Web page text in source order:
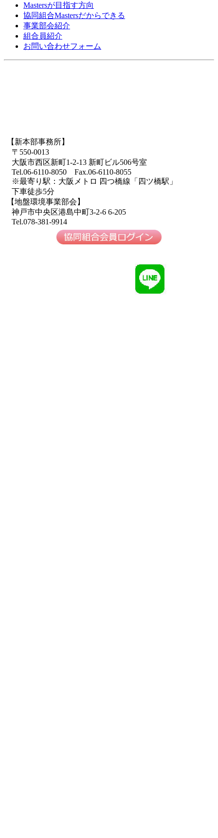
Mastersが目指す方向
協同組合Mastersだからできる
事業部会紹介
組合員紹介
お問い合わせフォーム
【新本部事務所】
〒550-0013
大阪市西区新町1-2-13 新町ビル506号室
Tel.06-6110-8050 Fax.06-6110-8055
※最寄り駅：大阪メトロ 四つ橋線「四ツ橋駅」
下車徒歩5分
【地盤環境事業部会】
神戸市中央区港島中町3-2-6 6-205
Tel.078-381-9914